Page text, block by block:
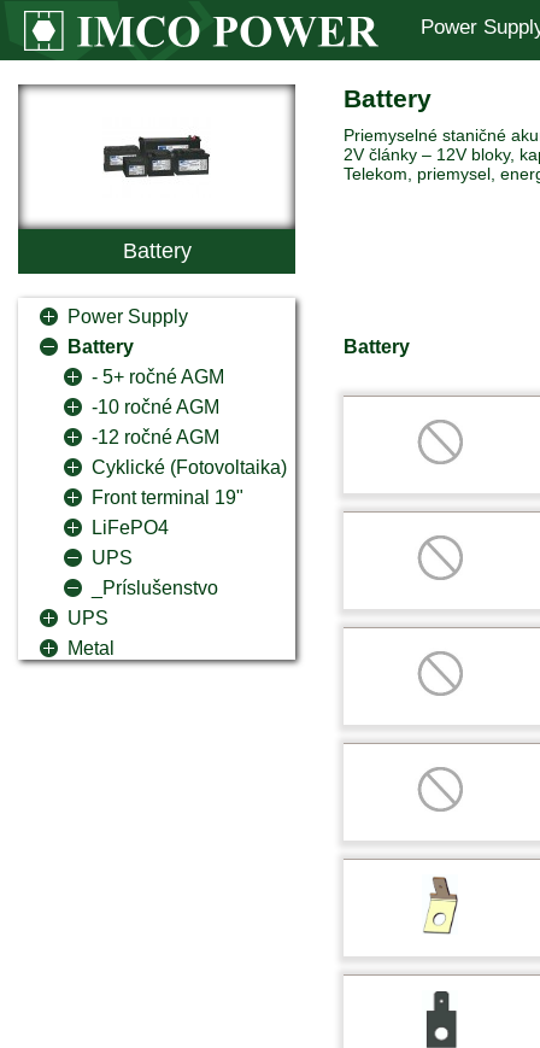
Power
Battery
Power Supply
Battery
- 5+ ročné AGM
-10 ročné AGM
-12 ročné AGM
Cyklické (Fotovoltaika)
Front terminal 19"
LiFePO4
UPS
_Príslušenstvo
UPS
Metal
Battery
Priemyselné staničné
2V články – 12V bloky,
Telekom, priemysel,
Battery